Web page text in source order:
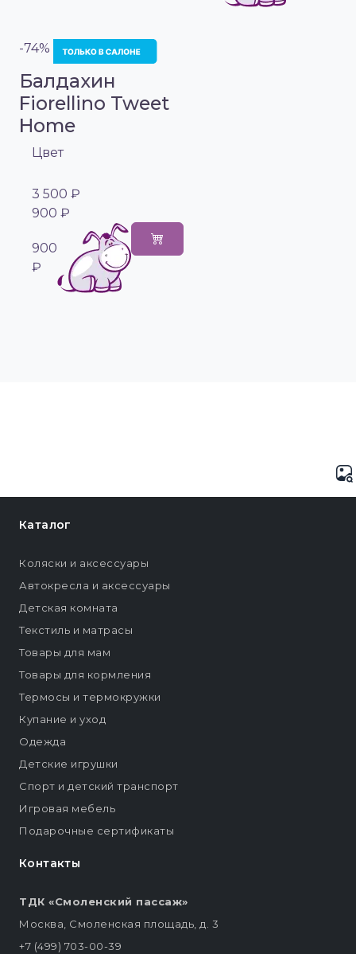
-74%
Балдахин
Fiorellino Tweet
Home
Цвет
3 500 ₽
900 ₽
900
₽
Контакты
ТДК «Смоленский пассаж»
Москва, Смоленская площадь, д. 3
+7 (499) 703-00-39
Каталог
Коляски и аксессуары
Автокресла и аксессуары
Детская комната
Текстиль и матрасы
Товары для мам
Товары для кормления
Термосы и термокружки
Купание и уход
Одежда
Детские игрушки
Спорт и детский транспорт
Игровая мебель
Подарочные сертификаты